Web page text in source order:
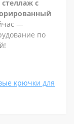
с
—
по
крючки для